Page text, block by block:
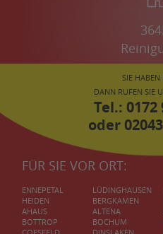
SIE HABEN
DANN RUFEN SIE
Tel.: 0172
oder
FÜR SIE VOR ORT:
ENNEPETAL LÜDINGHAUSEN
HEIDEN
BERGKAMEN
AHAUS
ALTENA
BOTTROP
BOCHUM